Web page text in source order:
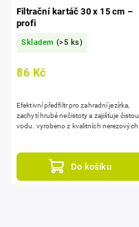
Filtrační kartáč 30 x 15 cm –
profi
Skladem (>5 ks)
86 Kč
Do košíku
Efektivní předfiltr pro zahradní jezírka,
zachytí hrubé nečistoty a zajišťuje čistou
vodu. vyrobeno z kvalitních nerezových